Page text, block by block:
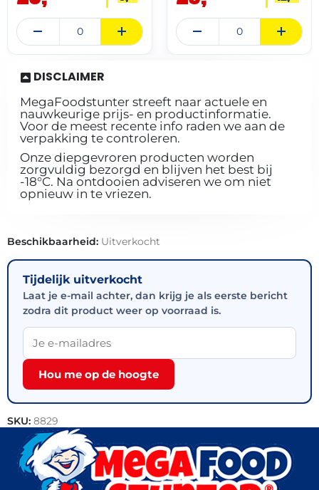
DISCLAIMER
MegaFoodstunter streeft naar actuele en
nauwkeurige prijs- en productinformatie.
Voor de meest recente info raden we aan de
verpakking te controleren.
Onze diepgevroren producten worden
zorgvuldig bezorgd en blijven het best bij
-18°C. Na ontdooien adviseren we om niet
opnieuw in te vriezen.
Beschikbaarheid: Uitverkocht
Tijdelijk uitverkocht
Laat je e-mail achter, dan krijg je als eerste bericht
zodra dit product weer op voorraad is.
Hou me op de hoogte
SKU: 8829
Categorieën:Kip